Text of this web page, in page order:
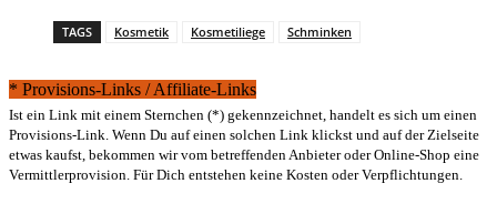
TAGS Kosmetik Kosmetiliege Schminken
* Provisions-Links / Affiliate-Links
Ist ein Link mit einem Sternchen (*) gekennzeichnet, handelt es sich um einen
Provisions-Link. Wenn Du auf einen solchen Link klickst und auf der Zielseite
etwas kaufst, bekommen wir vom betreffenden Anbieter oder Online-Shop eine
Vermittlerprovision. Für Dich entstehen keine Kosten oder Verpflichtungen.